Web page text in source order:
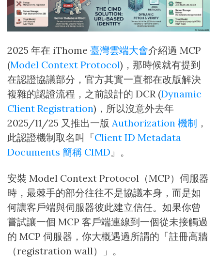
2025 年在 iThome 臺灣雲端大會介紹過 MCP
(Model Context Protocol)，那時候就有提到
在認證協議部分，官方其實一直都在改版解決
複雜的認證流程，之前設計的 DCR (Dynamic
Client Registration)，所以沒意外去年
2025/11/25 又推出一版 Authorization 機制 ，
此認證機制取名叫『Client ID Metadata
Documents 簡稱 CIMD』。
安裝 Model Context Protocol（MCP）伺服器
時，最棘手的部分往往不是協議本身，而是如
何讓客戶端與伺服器彼此建立信任。如果你曾
嘗試讓一個 MCP 客戶端連線到一個從未接觸過
的 MCP 伺服器，你大概遇過所謂的「註冊高牆
（registration wall）」。